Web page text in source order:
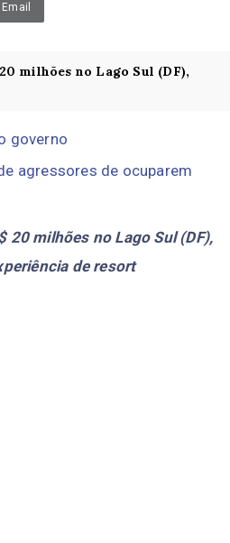
Email
milhões no Lago Sul (DF),
governo
agressores de ocuparem
20 milhões no Lago Sul (DF),
de resort